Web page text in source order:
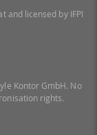
and licensed by IFPI
Kontor GmbH. No
rights.